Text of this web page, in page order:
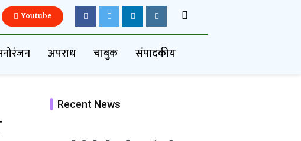
Youtube
अपराध चाबुक संपादकीय
Recent News